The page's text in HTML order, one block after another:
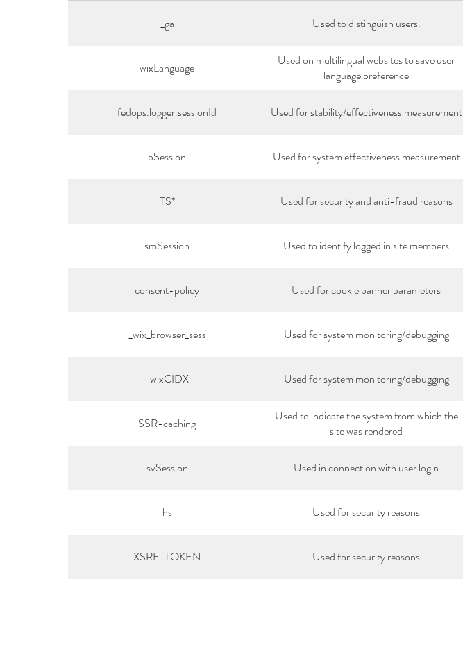
_ga Used to distinguish users.
wixLanguage
Used on multilingual websites to save user
language preference
fedops.logger.sessionId Used for stability/effectiveness measurement
bSession Used for system effectiveness measurement
TS* Used for security and anti-fraud reasons
smSession Used to identify logged in site members
consent-policy Used for cookie banner parameters
_wix_browser_sess Used for system monitoring/debugging
_wixCIDX Used for system monitoring/debugging
SSR-caching
Used to indicate the system from which the
site was rendered
svSession Used in connection with user login
hs Used for security reasons
XSRF-TOKEN Used for security reasons